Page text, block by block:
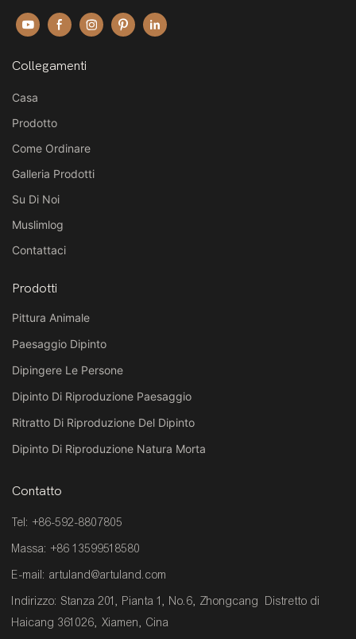
Collegamenti
Casa
Prodotto
Come Ordinare
Galleria Prodotti
Su Di Noi
Muslimlog
Contattaci
Prodotti
Pittura Animale
Paesaggio Dipinto
Dipingere Le Persone
Dipinto Di Riproduzione Paesaggio
Ritratto Di Riproduzione Del Dipinto
Dipinto Di Riproduzione Natura Morta
Contatto
Tel: +86-592-8807805
Massa: +86 13599518580
E-mail: artuland@artuland.com
Indirizzo: Stanza 201, Pianta 1, No.6, Zhongcang Distretto di
Haicang 361026, Xiamen, Cina